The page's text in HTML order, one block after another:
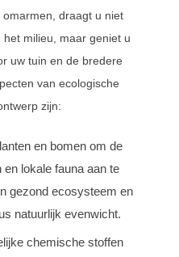
draagt u niet
milieu, maar geniet u
uw tuin en de bredere
van ecologische
zijn:
en bomen om de
lokale fauna aan te
gezond ecosysteem en
natuurlijk evenwicht.
chemische stoffen